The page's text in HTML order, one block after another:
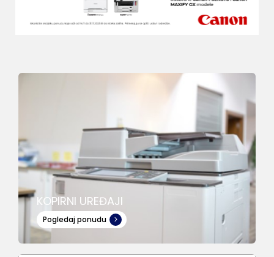
KOPIRNI UREĐAJI
Pogledaj ponudu